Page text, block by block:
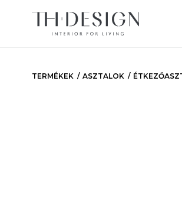
TERMÉKEK ASZTALOK